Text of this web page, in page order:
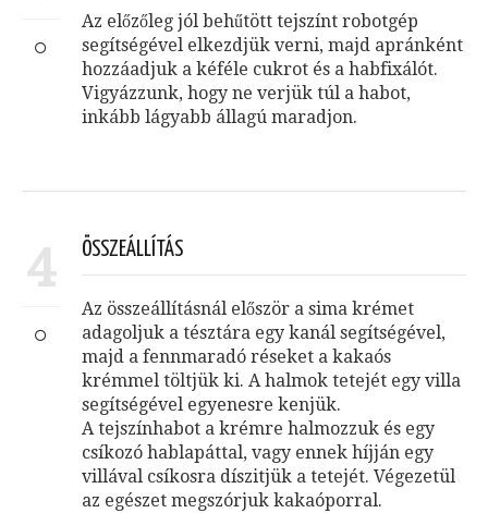
Az előzőleg jól behűtött tejszínt robotgép
segítségével elkezdjük verni, majd apránként
hozzáadjuk a kéféle cukrot és a habfixálót.
Vigyázzunk, hogy ne verjük túl a habot,
inkább lágyabb állagú maradjon.
4 ÖSSZEÁLLÍTÁS
Az összeállításnál először a sima krémet
adagoljuk a tésztára egy kanál segítségével,
majd a fennmaradó réseket a kakaós
krémmel töltjük ki. A halmok tetejét egy villa
segítségével egyenesre kenjük.
A tejszínhabot a krémre halmozzuk és egy
csíkozó hablapáttal, vagy ennek híjján egy
villával csíkosra díszitjük a tetejét. Végezetül
az egészet megszórjuk kakaóporral.